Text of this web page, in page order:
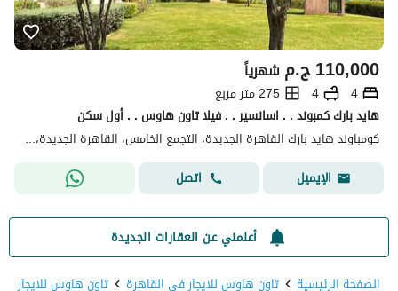
ج.م110,000 شهرياً
4
4
275 متر مربع
هايد بارك كمبوند . . اسانسير . . فيلا تاون هاوس . . أول سكن
كومباوند هايد بارك القاهرة الجديدة، التجمع الخامس، القاهرة الجديدة، القاهرة
الإيميل
اتصل
أعلمني عن العقارات الجديدة
الصفحة الرئيسية
تاون هاوس للايجار في القاهرة تاون هاوس للايجار